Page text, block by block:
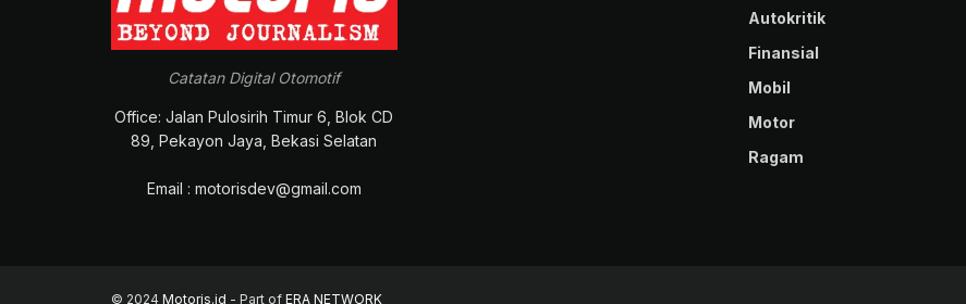
Catatan Digital Otomotif
Office: Jalan Pulosirih Timur 6, Blok CD
89, Pekayon Jaya, Bekasi Selatan
Email : motorisdev@gmail.com
Autokritik
Finansial
Mobil
Motor
Ragam
© 2024 Motoris.id - Part of ERA NETWORK